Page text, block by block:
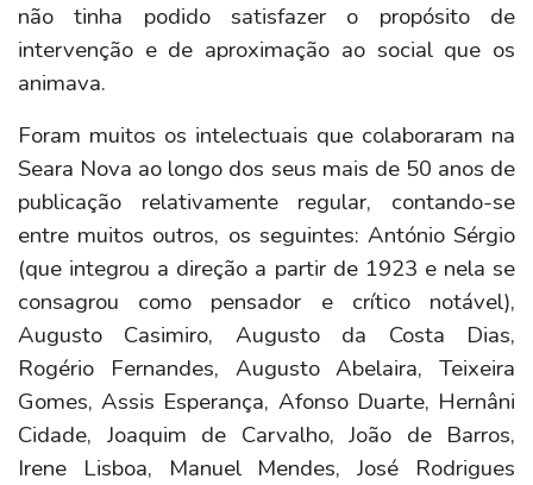
não tinha podido satisfazer o propósito de
intervenção e de aproximação ao social que os
animava.
Foram muitos os intelectuais que colaboraram na
Seara Nova ao longo dos seus mais de 50 anos de
publicação relativamente regular, contando-se
entre muitos outros, os seguintes: António Sérgio
(que integrou a direção a partir de 1923 e nela se
consagrou como pensador e crítico notável),
Augusto Casimiro, Augusto da Costa Dias,
Rogério Fernandes, Augusto Abelaira, Teixeira
Gomes, Assis Esperança, Afonso Duarte, Hernâni
Cidade, Joaquim de Carvalho, João de Barros,
Irene Lisboa, Manuel Mendes, José Rodrigues